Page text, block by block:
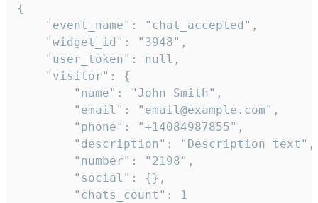
{
    "event_name": "chat_accepted",
    "widget_id": "3948",
    "user_token": null,
    "visitor": {
        "name": "John Smith",
        "email": "email@example.com",
        "phone": "+14084987855",
        "description": "Description text",
        "number": "2198",
        "social": {},
        "chats_count": 1